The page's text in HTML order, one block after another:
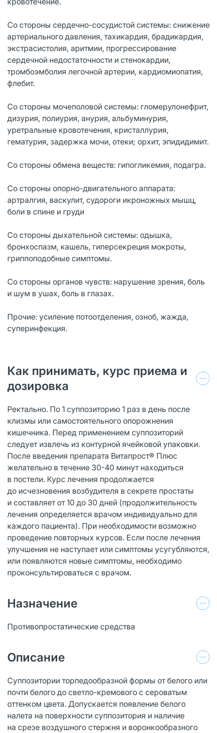
Со стороны сердечно-сосудистой системы: снижение
артериального давления, тахикардия, брадикардия,
экстрасистолия, аритмии, прогрессирование
сердечной недостаточности и стенокардии,
тромбоэмболия легочной артерии, кардиомиопатия,
флебит.
Со стороны мочеполовой системы: гломерулонефрит,
дизурия, полиурия, анурия, альбуминурия,
уретральные кровотечения, кристаллурия,
гематурия, задержка мочи, отеки; орхит, эпидидимит.
Со стороны обмена веществ: гипогликемия, подагра.
Со стороны опорно-двигательного аппарата:
артралгия, васкулит, судороги икроножных мышц,
боли в спине и груди
Со стороны дыхательной системы: одышка,
бронхоспазм, кашель, гиперсекреция мокроты,
гриппоподобные симптомы.
Со стороны органов чувств: нарушение зрения, боль
и шум в ушах, боль в глазах.
Прочие: усиление потоотделения, озноб, жажда,
суперинфекция.
Как принимать, курс приема и
дозировка
Ректально. По 1 суппозиторию 1 раз в день после
клизмы или самостоятельного опорожнения
кишечника. Перед применением суппозиторий
следует извлечь из контурной ячейковой упаковки.
После введения препарата Витапрост® Плюс
желательно в течение 30-40 минут находиться
в постели. Курс лечения продолжается
до исчезновения возбудителя в секрете простаты
и составляет от 10 до 30 дней (продолжительность
лечения определяется врачом индивидуально для
каждого пациента). При необходимости возможно
проведение повторных курсов. Если после лечения
улучшения не наступает или симптомы усугубляются,
или появляются новые симптомы, необходимо
проконсультироваться с врачом.
Назначение
Противопростатические средства
Описание
Суппозитории торпедообразной формы от белого или
почти белого до светло-кремового с сероватым
оттенком цвета. Допускается появление белого
налета на поверхности суппозитория и наличие
на срезе воздушного стержня и воронкообразного